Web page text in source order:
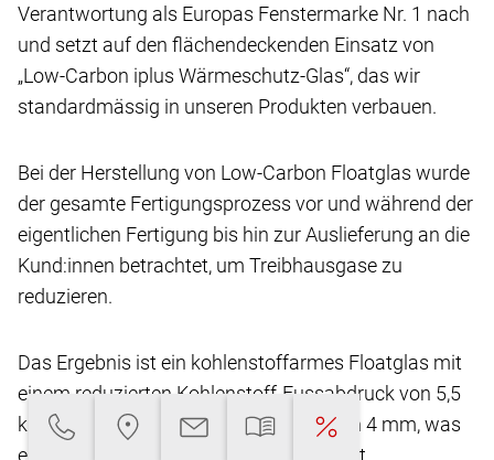
Verantwortung als Europas Fenstermarke Nr. 1 nach
und setzt auf den flächendeckenden Einsatz von
„Low-Carbon iplus Wärmeschutz-Glas“, das wir
standardmässig in unseren Produkten verbauen.
Bei der Herstellung von Low-Carbon Floatglas wurde
der gesamte Fertigungsprozess vor und während der
eigentlichen Fertigung bis hin zur Auslieferung an die
Kund:innen betrachtet, um Treibhausgase zu
reduzieren.
Das Ergebnis ist ein kohlenstoffarmes Floatglas mit
einem reduzierten Kohlenstoff-Fussabdruck von 5,5
kg CO2-eq/m2** bei einer Glasdicke von 4 mm, was
eine Reduktion von über 45 % ermöglicht.